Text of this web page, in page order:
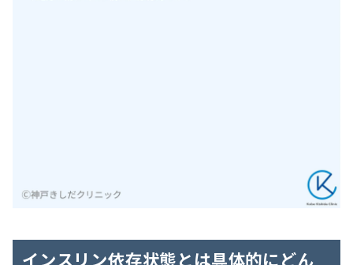
インスリン依存状態とは具体的にどん